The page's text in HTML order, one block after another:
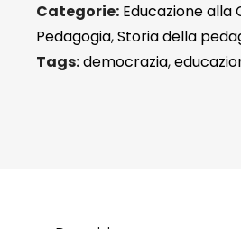
Categorie: Educazione alla
Pedagogia,Storia della
Tags:democrazia,